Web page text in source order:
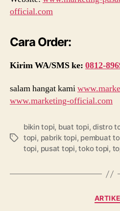
official.com
Cara Order:
Kirim WA/SMS ke: 0812-
salam hangat kami
www.marketing-official.com
Tags
bikin topi, buat topi,distro
topi, pabrik topi, pembuat
topi, pusat topi,toko topi,